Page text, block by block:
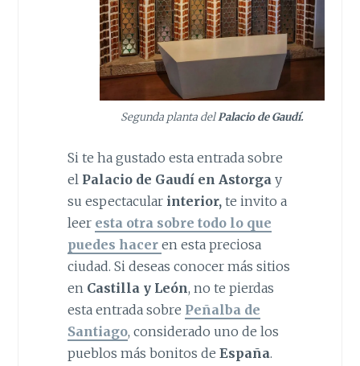
Segunda planta delPalacio de Gaudí.
Si te ha gustado esta entrada sobre
el Palacio de Gaudí en Astorga y
su espectacularinterior,te invito a
leer esta otra sobre todo lo que
puedes hacer en esta preciosa
ciudad. Si deseas conocer más sitios
en Castilla y León, no te pierdas
esta entrada sobre Peñalba de
Santiago, considerado uno de los
pueblos más bonitos de España.